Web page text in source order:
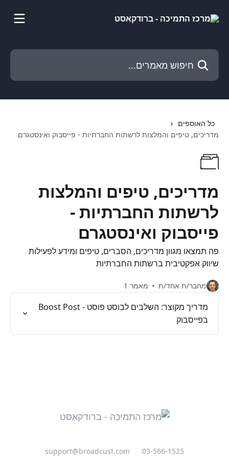
חיפוש מאמרים...
כל האוספים
מדריכים, טיפים והמלצות לרשתות החברתיות - פייסבוק ואינסטגרם
מדריכים, טיפים והמלצות
לרשתות החברתיות -
פייסבוק ואינסטגרם
פה תמצאו מגוון מדריכים, הסברים, טיפים ומידע לפעילות
שיווק אפקטיבית ברשתות החברתיות
מחבר/ת אחד/ת מאמר 1
מדריך מקוצר: השלבים לבוסט פוסט - Boost Post
בפייסבוק
03-566-1525
support@broadcust.com